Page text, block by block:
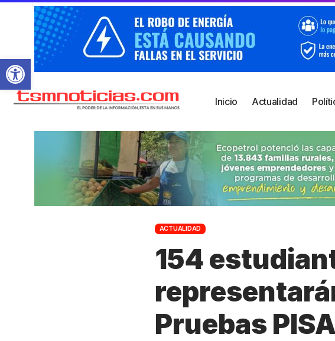
Abrir barra de herramientas
Inicio Actualidad
ACTUALIDAD
154
Pruebas PISA